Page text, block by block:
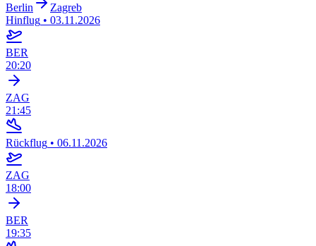
Berlin
Zagreb
Hinflug • 03.11.2026
BER
20:20
ZAG
21:45
Rückflug • 06.11.2026
ZAG
18:00
BER
19:35